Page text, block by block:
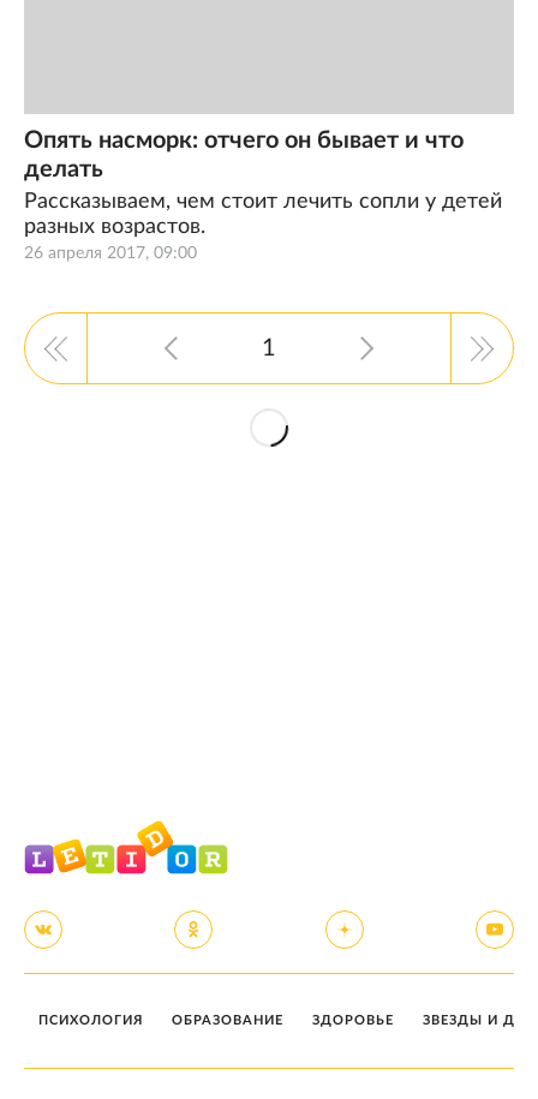
26 апреля 2017, 09:00
Опять насморк: отчего он бывает и что
делать
Рассказываем, чем стоит лечить сопли у детей
разных возрастов.
1
ПСИХОЛОГИЯ ОБРАЗОВАНИЕ ЗДОРОВЬЕ ЗВЕЗДЫ И